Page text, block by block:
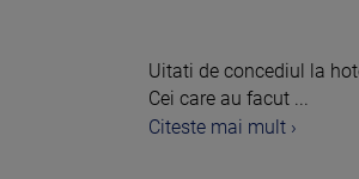
Uitati de concediul la
Cei care au facut ...
Citeste mai mult ›